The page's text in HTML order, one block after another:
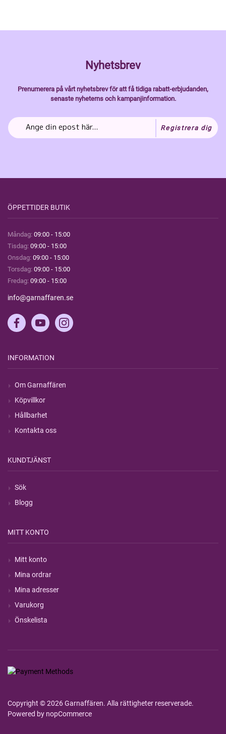
Nyhetsbrev
Prenumerera på vårt nyhetsbrev för att få tidiga rabatt-erbjudanden,
senaste nyheterns och kampanjinformation.
Registrera dig
ÖPPETTIDER BUTIK
Måndag: 09:00 - 15:00
Tisdag: 09:00 - 15:00
Onsdag: 09:00 - 15:00
Torsdag: 09:00 - 15:00
Fredag: 09:00 - 15:00
info@garnaffaren.se
INFORMATION
Om Garnaffären
Köpvillkor
Hållbarhet
Kontakta oss
KUNDTJÄNST
Sök
Blogg
MITT KONTO
Mitt konto
Mina ordrar
Mina adresser
Varukorg
Önskelista
Copyright © 2026 Garnaffären. Alla rättigheter reserverade.
Powered by nopCommerce